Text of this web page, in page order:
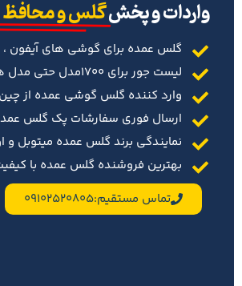
‌واردات و پخشگلس و
گلس عمده برای گوشی های آیفون
لیست جور برای 1700مدل حتی مدل های جدید
وارد کننده گلس گوشی عمده از
ارسال فوری سفارشات پک گلس
نمایندگی برند گلس عمده میتوبل و
بهترین فروشنده گلس عمده با
تماس مستقیم:09102520805